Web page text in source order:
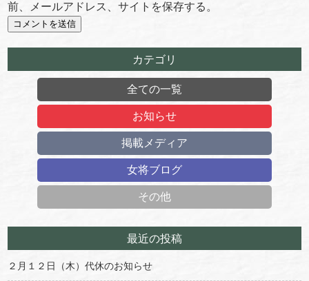
前、メールアドレス、サイトを保存する。
カテゴリ
全ての一覧
お知らせ
掲載メディア
女将ブログ
その他
最近の投稿
２月１２日（木）代休のお知らせ